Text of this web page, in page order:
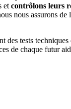
et contrôlons leurs
nous assurons
des tests
de chaque futur